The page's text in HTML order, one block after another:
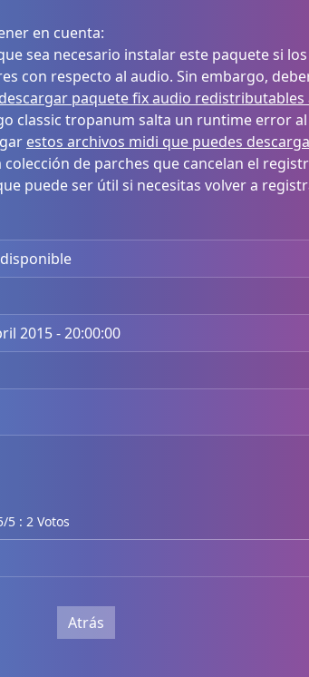
en cuenta:
sea necesario instalar este paquete si
con respecto al audio. Sin embargo,
descargar paquete fix audio redistributables
classic tropanum salta un runtime error
estos archivos midi que puedes
colección de parches que cancelan el
puede ser útil si necesitas volver a
2015 - 20:00:00
5 : 2 Votos
Atrás